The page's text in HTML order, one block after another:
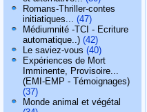
Romans-Thriller-contes
initiatiques... (47)
Médiumnité -TCI - Ecriture
automatique..) (42)
Le saviez-vous (40)
Expériences de Mort
Imminente, Provisoire...
(EMI-EMP - Témoignages)
(37)
Monde animal et végétal